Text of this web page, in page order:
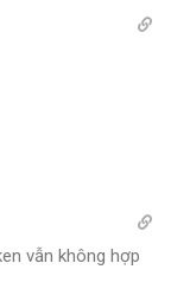
vẫn không hợp